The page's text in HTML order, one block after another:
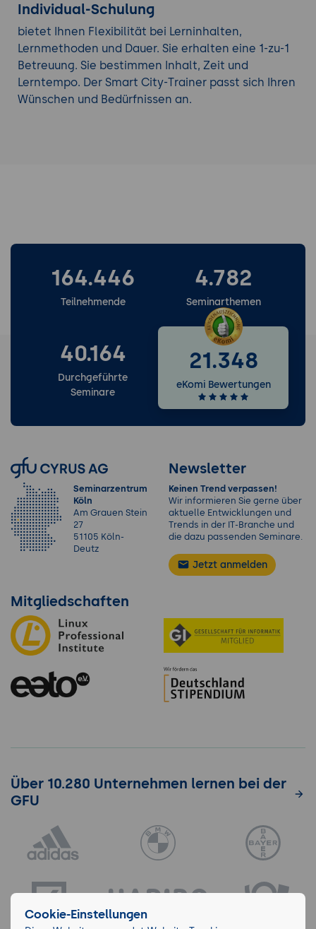
Individual-Schulung
bietet Ihnen Flexibilität bei Lerninhalten,
Lernmethoden und Dauer. Sie erhalten eine 1-zu-1
Betreuung. Sie bestimmen Inhalt, Zeit und
Lerntempo. Der Smart City-Trainer passt sich Ihren
Wünschen und Bedürfnissen an.
164.446
Teilnehmende
4.782
Seminarthemen
40.164
Durchgeführte
Seminare
21.348
eKomi Bewertungen
Seminarzentrum
Köln
Am Grauen Stein
27
51105 Köln-
Deutz
Newsletter
Keinen Trend verpassen!
Wir informieren Sie gerne über
aktuelle Entwicklungen und
Trends in der IT-Branche und
die dazu passenden Seminare.
Jetzt anmelden
Mitgliedschaften
Über 10.280 Unternehmen lernen bei der
GFU
Cookie-Einstellungen